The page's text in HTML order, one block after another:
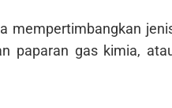
mempertimbangkan
paparan gas kimia,